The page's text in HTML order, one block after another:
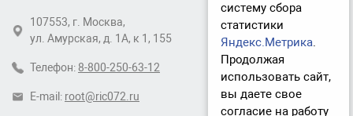
107553, г. Москва,
ул. Амурская, д. 1А, к 1, 155
Телефон: 8-800-250-63-12
E-mail: root@ric072.ru
систему сбора
статистики
Яндекс.Метрика.
Продолжая
использовать сайт,
вы даете свое
согласие на работу